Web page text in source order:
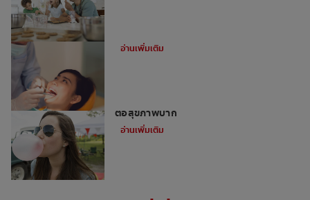
อ่านเพิ่มเติม
ต่อสุขภาพปาก
อ่านเพิ่มเติม